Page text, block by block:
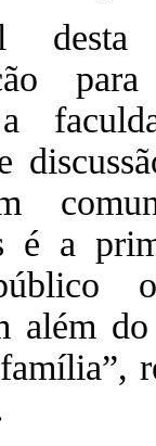
desta
é a
além